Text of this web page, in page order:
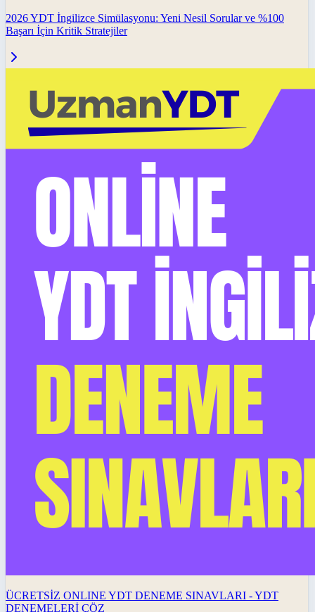
2026 YDT İngilizce Simülasyonu: Yeni Nesil Sorular ve %100
Başarı İçin Kritik Stratejiler
ÜCRETSİZ ONLINE YDT DENEME SINAVLARI - YDT
DENEMELERİ ÇÖZ